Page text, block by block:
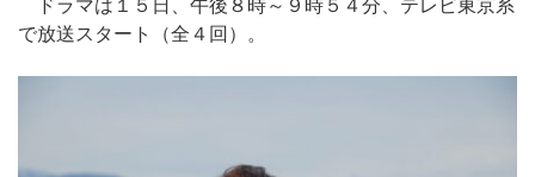
ドラマは１５日、午後８時～９時５４分、テレビ東京系
で放送スタート（全４回）。